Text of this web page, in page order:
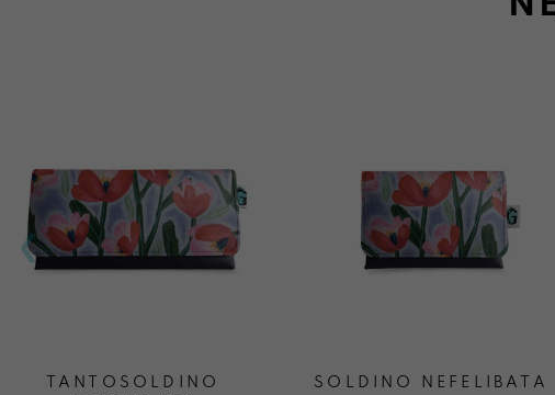
TANTOSOLDINO
SOLDINO NEFELIBATA